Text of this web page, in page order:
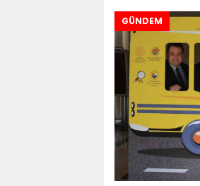
GÜNDEM